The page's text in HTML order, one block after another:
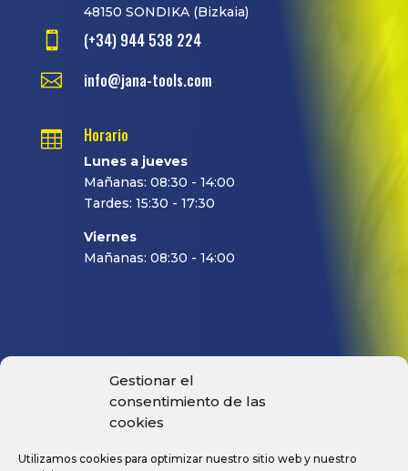
Gestionar el
consentimiento de las
cookies
Utilizamos cookies para optimizar nuestro sitio web y nuestro
48150 SONDIKA (Bizkaia)
 (+34) 944 538 224
 info@jana-tools.com
 Horario
Lunes a jueves
Mañanas: 08:30 - 14:00
Tardes: 15:30 - 17:30
Viernes
Mañanas: 08:30 - 14:00
BROCAS